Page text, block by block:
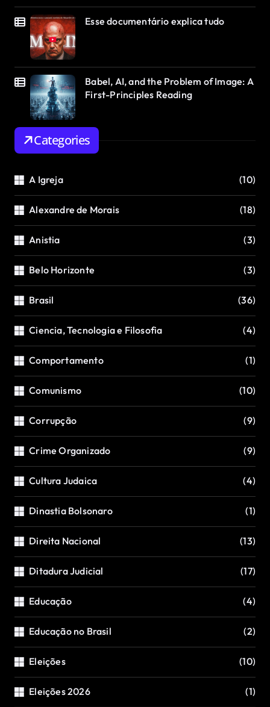
Esse documentário explica tudo
Babel, AI, and the Problem of Image: A
First-Principles Reading
Categories
A Igreja (10)
Alexandre de Morais (18)
Anistia (3)
Belo Horizonte (3)
Brasil (36)
Ciencia, Tecnologia e Filosofia (4)
Comportamento (1)
Comunismo (10)
Corrupção (9)
Crime Organizado (9)
Cultura Judaica (4)
Dinastia Bolsonaro (1)
Direita Nacional (13)
Ditadura Judicial (17)
Educação (4)
Educação no Brasil (2)
Eleições (10)
Eleições 2026 (1)